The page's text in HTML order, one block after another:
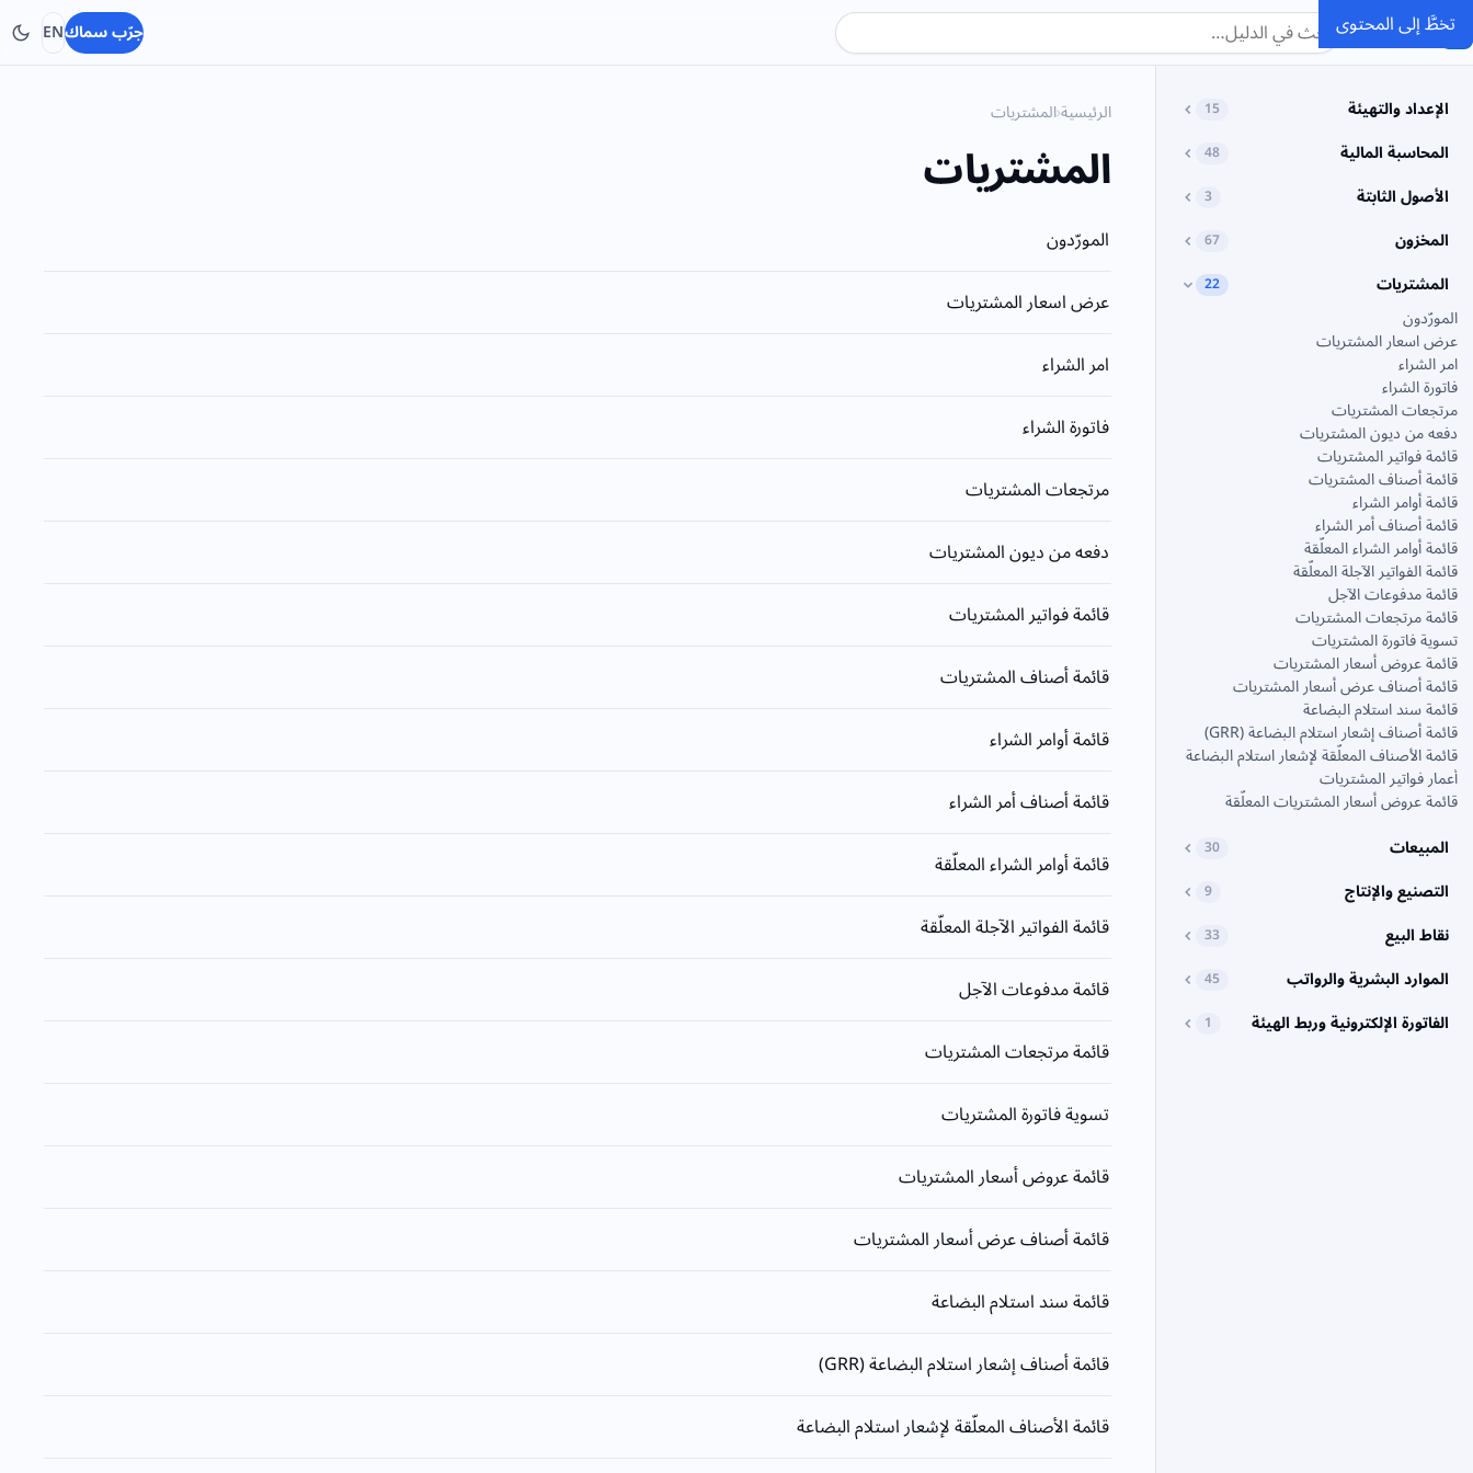
تخطَّ إلى المحتوى
SMACCالدليل جرّب سماكEN
الإعداد والتهيئة 15
المحاسبة المالية 48
الأصول الثابتة 3
المخزون 67
المشتريات 22
المورّدون
عرض اسعار المشتريات
امر الشراء
فاتورة الشراء
مرتجعات المشتريات
دفعه من ديون المشتريات
قائمة فواتير المشتريات
قائمة أصناف المشتريات
قائمة أوامر الشراء
قائمة أصناف أمر الشراء
قائمة أوامر الشراء المعلّقة
قائمة الفواتير الآجلة المعلّقة
قائمة مدفوعات الآجل
قائمة مرتجعات المشتريات
تسوية فاتورة المشتريات
قائمة عروض أسعار المشتريات
قائمة أصناف عرض أسعار المشتريات
قائمة سند استلام البضاعة
قائمة أصناف إشعار استلام البضاعة (GRR)
قائمة الأصناف المعلّقة لإشعار استلام البضاعة
أعمار فواتير المشتريات
قائمة عروض أسعار المشتريات المعلّقة
المبيعات
30
التصنيع والإنتاج 9
نقاط البيع 33
الموارد البشرية والرواتب 45
الفاتورة الإلكترونية وربط الهيئة 1
الرئيسية›المشتريات
المشتريات
المورّدون
عرض اسعار المشتريات
امر الشراء
فاتورة الشراء
مرتجعات المشتريات
دفعه من ديون المشتريات
قائمة فواتير المشتريات
قائمة أصناف المشتريات
قائمة أوامر الشراء
قائمة أصناف أمر الشراء
قائمة أوامر الشراء المعلّقة
قائمة الفواتير الآجلة المعلّقة
قائمة مدفوعات الآجل
قائمة مرتجعات المشتريات
تسوية فاتورة المشتريات
قائمة عروض أسعار المشتريات
قائمة أصناف عرض أسعار المشتريات
قائمة سند استلام البضاعة
قائمة أصناف إشعار استلام البضاعة (GRR)
قائمة الأصناف المعلّقة لإشعار استلام البضاعة